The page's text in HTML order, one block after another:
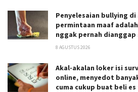
Penyelesaian bullying
permintaan maaf
nggak pernah dianggap
8 AGUSTUS 2026
Akal-akalan loker isi
online, menyedot
cuma cukup buat beli es